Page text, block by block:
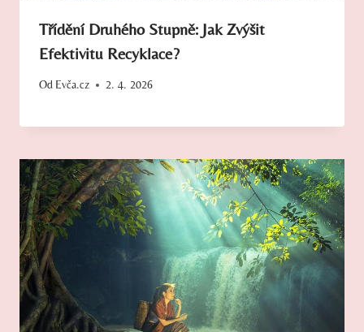
Třídění Druhého Stupně: Jak Zvýšit
Efektivitu Recyklace?
Od Evča.cz 2. 4. 2026